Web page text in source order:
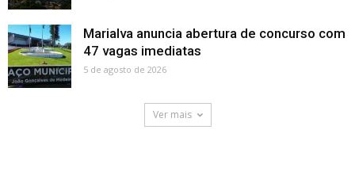
Marialva anuncia abertura de concurso com
47 vagas imediatas
5 de agosto de 2026
Ver mais